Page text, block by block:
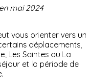
mai 2024
vous orienter vers un
déplacements,
Les Saintes ou La
et la période de